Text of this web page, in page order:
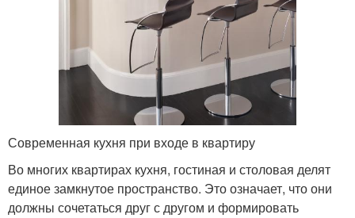
Современная кухня при входе в квартиру
Во многих квартирах кухня, гостиная и столовая делят
единое замкнутое пространство. Это означает, что они
должны сочетаться друг с другом и формировать